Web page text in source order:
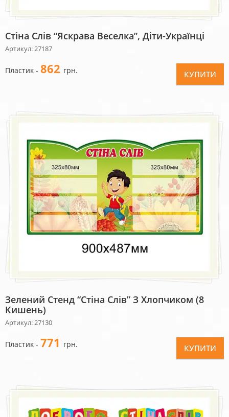
Стіна Слів “Яскрава Веселка”, Діти-Українці
Артикул: 27187
Пластик - 862 грн. КУПИТИ
Зелений Стенд “Стіна Слів” З Хлопчиком (8
Кишень)
Артикул: 27130
Пластик - 771 грн. КУПИТИ